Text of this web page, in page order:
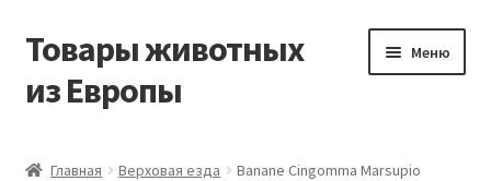
Перейти
навигации
Перейти
содержимому
Товары животных
из Европы
Меню
Главная Верховая езда Banane Cingomma Marsupio